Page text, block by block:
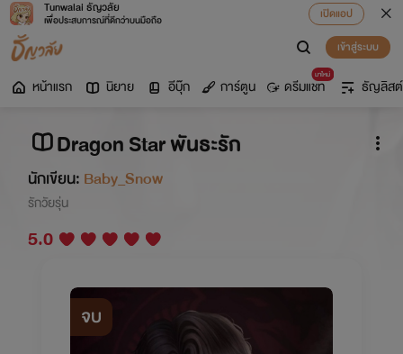
Tunwalai ธัญวลัย
เพื่อประสบการณ์ที่ดีกว่าบนมือถือ
เปิดแอป
เข้าสู่ระบบ
หน้าแรก นิยาย อีบุ๊ก การ์ตูน
มาใหม่
ดรีมแชท ธัญลิสต์
Dragon Star พันธะรัก
นักเขียน: Baby_Snow
รักวัยรุ่น
5.0
จบ